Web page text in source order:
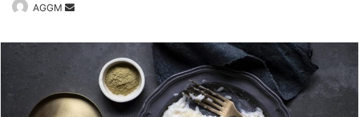
AGGM
Invia